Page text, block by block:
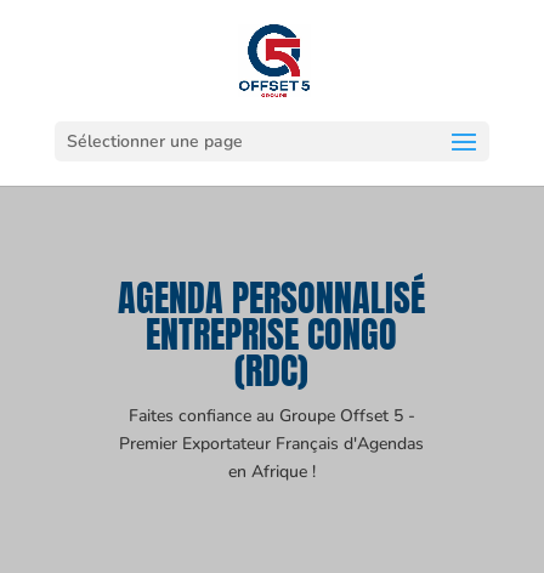
Sélectionner une page
AGENDA PERSONNALISÉ
ENTREPRISE CONGO
(RDC)
Faites confiance au Groupe Offset 5 -
Premier Exportateur Français d'Agendas
en Afrique !